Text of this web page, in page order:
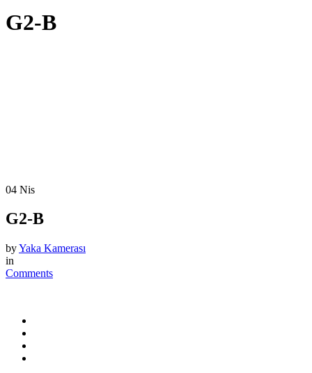
G2-B
04 Nis
G2-B
byYaka Kamerası
in
Comments